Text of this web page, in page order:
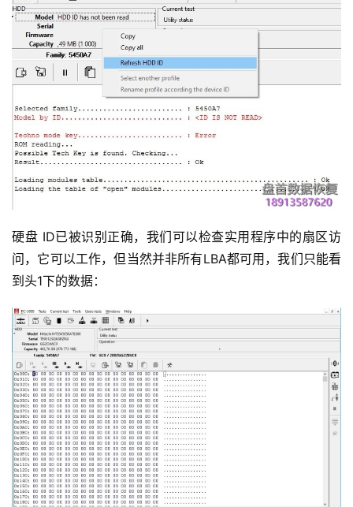
硬盘 ID已被识别正确，我们可以检查实用程序中的扇区访
问，它可以工作，但当然并非所有LBA都可用，我们只能看
到头1下的数据：